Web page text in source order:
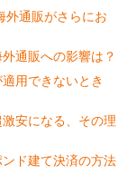
外通販がさらにお
通販への影響は？
用できないとき
安になる、その理
ド建て決済の方法